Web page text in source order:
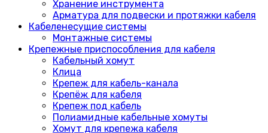
Хранение инструмента
Арматура для подвески и протяжки кабеля
Кабеленесущие системы
Монтажные системы
Крепежные приспособления для кабеля
Кабельный хомут
Клица
Крепеж для кабель-канала
Крепёж для кабеля
Крепеж под кабель
Полиамидные кабельные хомуты
Хомут для крепежа кабеля